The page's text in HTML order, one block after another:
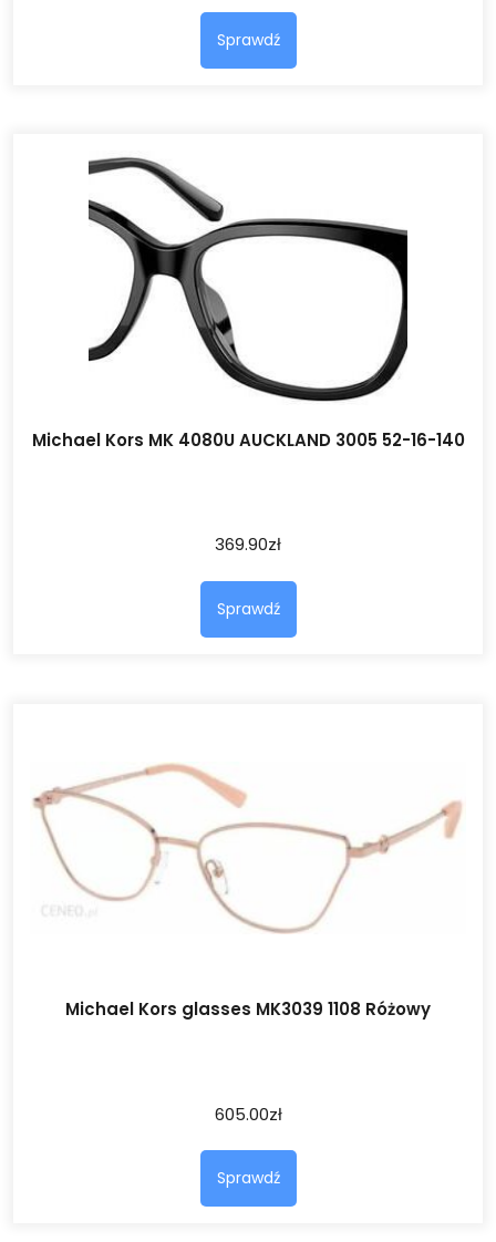
Sprawdź
Michael Kors MK 4080U AUCKLAND 3005 52-16-140
369.90zł
Sprawdź
Michael Kors glasses MK3039 1108 Różowy
605.00zł
Sprawdź